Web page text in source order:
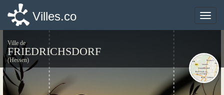
Toggle
Villes.co
Ville de
FRIEDRICHSDORF
(Hessen)
Toggle
Villes.co